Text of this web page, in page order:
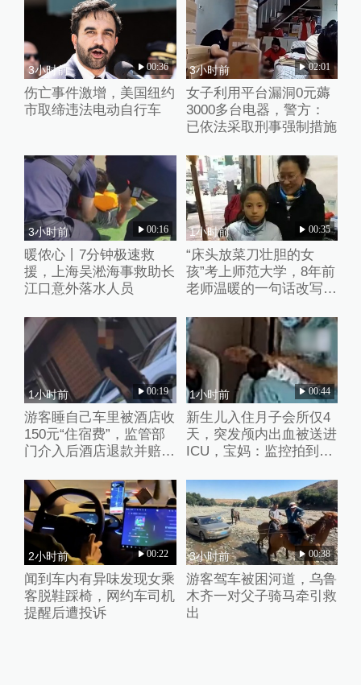
3小时前 00:36
伤亡事件激增，美国纽约
市取缔违法电动自行车
3小时前 02:01
女子利用平台漏洞0元薅
3000多台电器，警方：
已依法采取刑事强制措施
3小时前 00:16
暖侬心丨7分钟极速救
援，上海吴淞海事救助长
江口意外落水人员
1小时前 00:35
“床头放菜刀壮胆的女
孩”考上师范大学，8年前
老师温暖的一句话改写了
1小时前 00:19
游客睡自己车里被酒店收
150元“住宿费”，监管部
门介入后酒店退款并赔偿
1小时前 00:44
新生儿入住月子会所仅4
天，突发颅内出血被送进
ICU，宝妈：监控拍到护
2小时前 00:22
闻到车内有异味发现女乘
客脱鞋踩椅，网约车司机
提醒后遭投诉
3小时前 00:38
游客驾车被困河道，乌鲁
木齐一对父子骑马牵引救
出